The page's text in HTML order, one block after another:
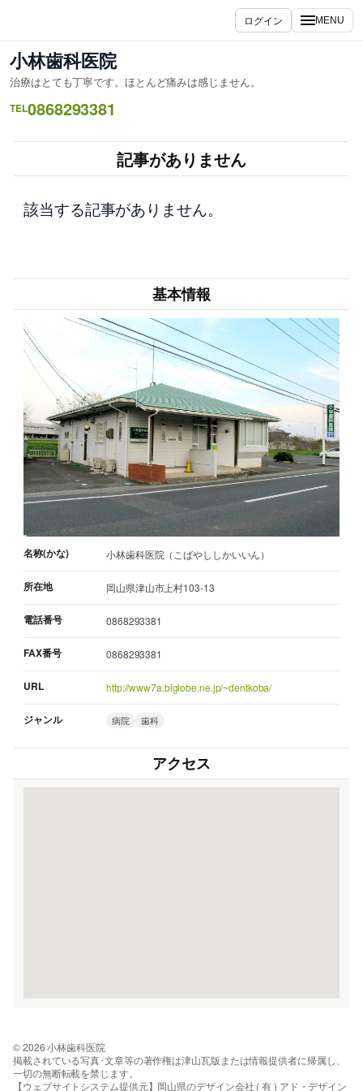
ス
キ
ッ
ログイン MENU
小林歯科医院
治療はとても丁寧です。ほとんど痛みは感じません。
TEL0868293381
記事がありません
該当する記事がありません。
基本情報
名称(かな) 小林歯科医院（こばやししかいいん）
所在地 岡山県津山市上村103-13
電話番号 0868293381
FAX番号 0868293381
URL http://www7a.biglobe.ne.jp/~dentkoba/
ジャンル 病院 歯科
アクセス
© 2026 小林歯科医院
掲載されている写真･文章等の著作権は津山瓦版または情報提供者に帰属し、
一切の無断転載を禁じます。
【ウェブサイトシステム提供元】岡山県のデザイン会社 ( 有 ) アド・デザイン